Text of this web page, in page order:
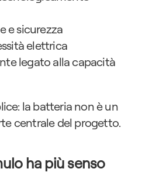
e sicurezza
elettrica
legato alla capacità
la batteria non è un
centrale del progetto.
ha più senso